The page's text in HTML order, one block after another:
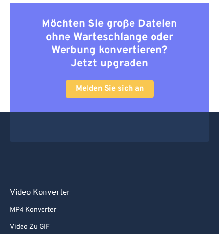
Möchten Sie große Dateien
ohne Warteschlange oder
Werbung konvertieren?
Jetzt upgraden
Melden Sie sich an
Video Konverter
MP4 Konverter
Video Zu GIF